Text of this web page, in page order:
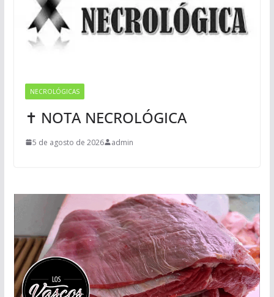
NECROLÓGICAS
✝ NOTA NECROLÓGICA
5 de agosto de 2026 admin